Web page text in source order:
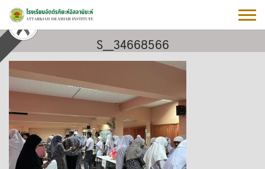
Skip
content
S__34668566